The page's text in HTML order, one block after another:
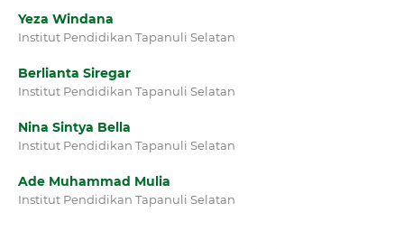
Yeza Windana
Institut Pendidikan Tapanuli Selatan
Berlianta Siregar
Institut Pendidikan Tapanuli Selatan
Nina Sintya Bella
Institut Pendidikan Tapanuli Selatan
Ade Muhammad Mulia
Institut Pendidikan Tapanuli Selatan